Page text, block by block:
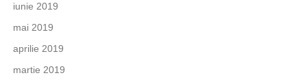
iunie 2019
mai 2019
aprilie 2019
martie 2019